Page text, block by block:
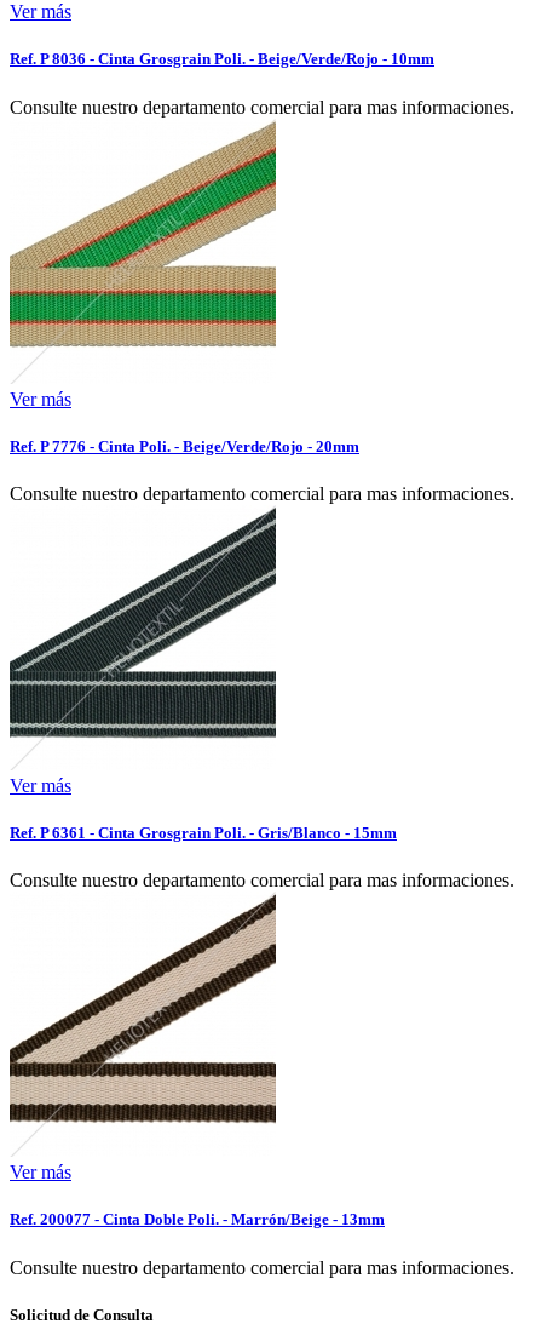
Ver más
Ref. P 8036 - Cinta Grosgrain Poli. - Beige/Verde/Rojo - 10mm
Consulte nuestro departamento comercial para mas informaciones.
Ver más
Ref. P 7776 - Cinta Poli. - Beige/Verde/Rojo - 20mm
Consulte nuestro departamento comercial para mas informaciones.
Ver más
Ref. P 6361 - Cinta Grosgrain Poli. - Gris/Blanco - 15mm
Consulte nuestro departamento comercial para mas informaciones.
Ver más
Ref. 200077 - Cinta Doble Poli. - Marrón/Beige - 13mm
Consulte nuestro departamento comercial para mas informaciones.
Solicitud de Consulta